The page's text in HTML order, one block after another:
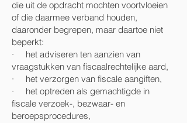
die uit de opdracht mochten voortvloeien
of die daarmee verband houden,
daaronder begrepen, maar daartoe niet
beperkt:
· het adviseren ten aanzien van
vraagstukken van fiscaalrechtelijke aard,
· het verzorgen van fiscale aangiften,
· het optreden als gemachtigde in
fiscale verzoek-, bezwaar- en
beroepsprocedures,